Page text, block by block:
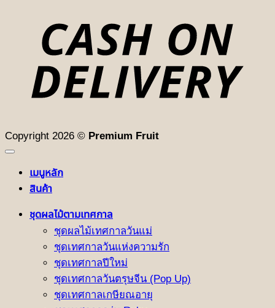
Copyright 2026 © Premium Fruit
เมนูหลัก
สินค้า
ชุดผลไม้ตามเทศกาล
ชุดผลไม้เทศกาลวันแม่
ชุดเทศกาลวันแห่งความรัก
ชุดเทศกาลปีใหม่
ชุดเทศกาลวันตรุษจีน (Pop Up)
ชุดเทศกาลเกษียณอายุ